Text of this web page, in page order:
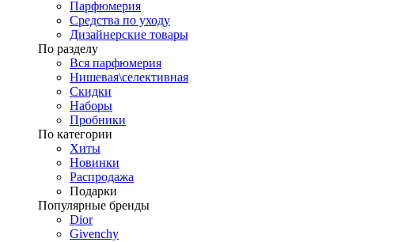
Парфюмерия
Средства по уходу
Дизайнерские товары
По разделу
Вся парфюмерия
Нишевая\селективная
Скидки
Наборы
Пробники
По категории
Хиты
Новинки
Распродажа
Подарки
Популярные бренды
Dior
Givenchy